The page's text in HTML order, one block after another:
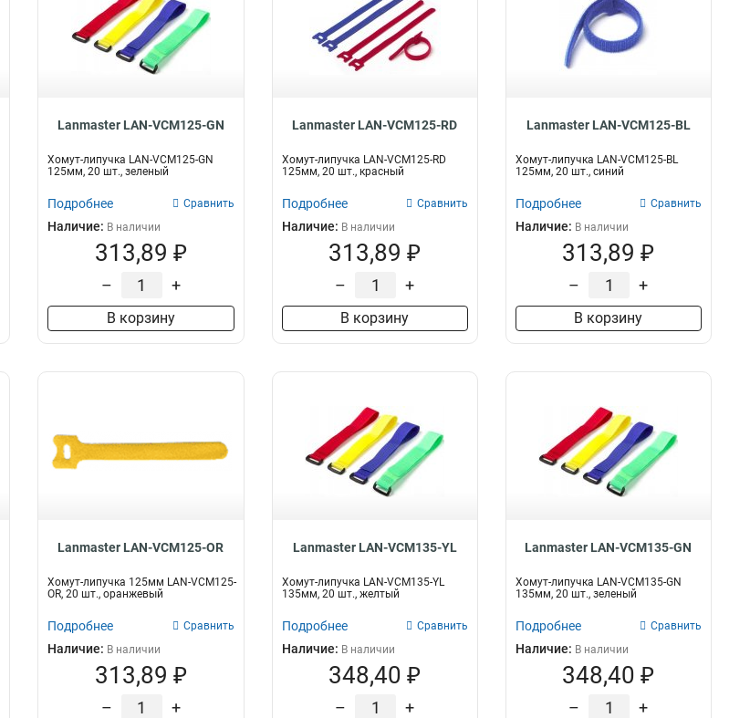
Lanmaster LAN-VCM125-GN
Хомут-липучка LAN-VCM125-GN
125мм, 20 шт., зеленый
Подробнее Сравнить
Наличие: В наличии
313,89 ₽
– +
В корзину
Lanmaster LAN-VCM125-RD
Хомут-липучка LAN-VCM125-RD
125мм, 20 шт., красный
Подробнее Сравнить
Наличие: В наличии
313,89 ₽
– +
В корзину
Lanmaster LAN-VCM125-BL
Хомут-липучка LAN-VCM125-BL
125мм, 20 шт., синий
Подробнее Сравнить
Наличие: В наличии
313,89 ₽
– +
В корзину
Lanmaster LAN-VCM125-OR
Хомут-липучка 125мм LAN-VCM125-
OR, 20 шт., оранжевый
Подробнее Сравнить
Наличие: В наличии
313,89 ₽
– +
Lanmaster LAN-VCM135-YL
Хомут-липучка LAN-VCM135-YL
135мм, 20 шт., желтый
Подробнее Сравнить
Наличие: В наличии
348,40 ₽
– +
Lanmaster LAN-VCM135-GN
Хомут-липучка LAN-VCM135-GN
135мм, 20 шт., зеленый
Подробнее Сравнить
Наличие: В наличии
348,40 ₽
– +